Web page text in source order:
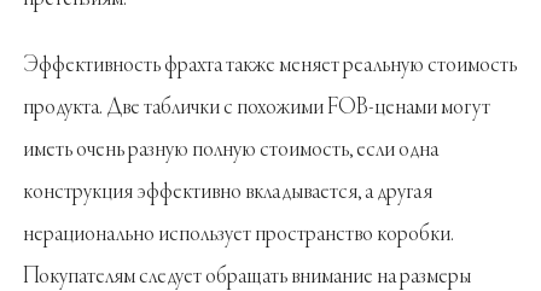
Эффективность фрахта также меняет реальную стоимость
продукта. Две таблички с похожими FOB-ценами могут
иметь очень разную полную стоимость, если одна
конструкция эффективно вкладывается, а другая
нерационально использует пространство коробки.
Покупателям следует обращать внимание на размеры